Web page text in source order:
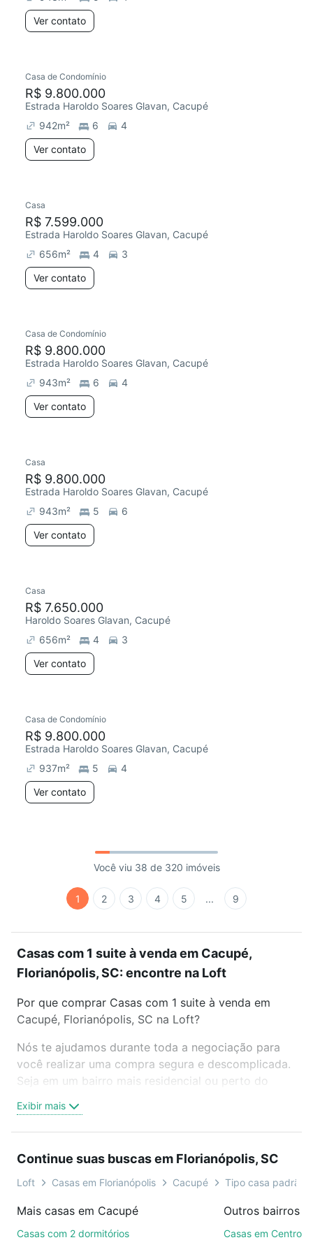
Ver contato
Casa de Condomínio
R$ 9.800.000
Estrada Haroldo Soares Glavan, Cacupé
942m² 6
4
Ver contato
Casa
R$ 7.599.000
Estrada Haroldo Soares Glavan, Cacupé
656m² 4
3
Ver contato
Casa de Condomínio
R$ 9.800.000
Estrada Haroldo Soares Glavan, Cacupé
943m² 6
4
Ver contato
Casa
R$ 9.800.000
Estrada Haroldo Soares Glavan, Cacupé
943m² 5
6
Ver contato
Casa
R$ 7.650.000
Haroldo Soares Glavan, Cacupé
656m² 4
3
Ver contato
Casa de Condomínio
R$ 9.800.000
Estrada Haroldo Soares Glavan, Cacupé
937m² 5
4
Ver contato
Você viu 38 de 320 imóveis
1 2 3 4 5 ... 9
Casas com 1 suite à venda em Cacupé,
Florianópolis, SC: encontre na Loft
Por que comprar Casas com 1 suite à venda em
Cacupé, Florianópolis, SC na Loft?
Nós te ajudamos durante toda a negociação para
você realizar uma compra segura e descomplicada.
Seja em um bairro mais residencial ou perto do
oferta ideal de Casas com 1 suite à venda em
Cacupé, Florianópolis, SC para conquistar seu
videochamada, é grátis, sem compromisso e você
ainda conta com mais de 46 mil corretores e
de imóveis.
Exibir mais
Continue suas buscas em Florianópolis, SC
Loft Casas em Florianópolis Cacupé Tipo casa padrão,
Mais casas em Cacupé
Casas com 2 dormitórios
Casas em Centro